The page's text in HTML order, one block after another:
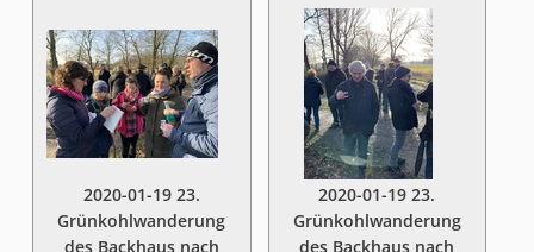
2020-01-19 23.
Grünkohlwanderung
des Backhaus nach
2020-01-19 23.
Grünkohlwanderung
des Backhaus nach